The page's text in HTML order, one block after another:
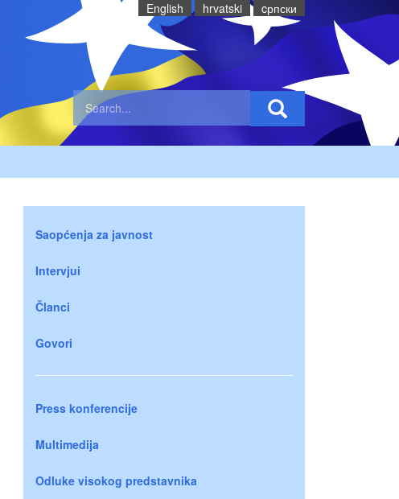
English hrvatski cрпски
Saopćenja za javnost
Intervjui
Članci
Govori
Press konferencije
Multimedija
Odluke visokog predstavnika